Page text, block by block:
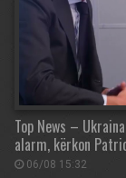
Top News –
alarm, kërkon
06/08 15:32